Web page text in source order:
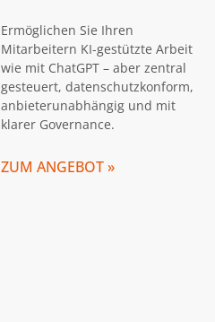
Ermöglichen Sie Ihren
Mitarbeitern KI-gestützte Arbeit
wie mit ChatGPT – aber zentral
gesteuert, datenschutzkonform,
anbieterunabhängig und mit
klarer Governance.
ZUM ANGEBOT »